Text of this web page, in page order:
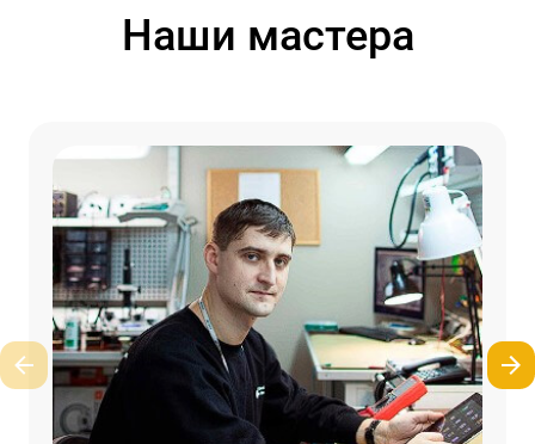
Наши мастера